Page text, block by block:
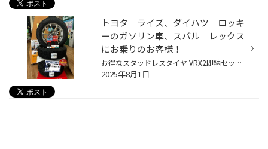
トヨタ ライズ、ダイハツ ロッキ
ーのガソリン車、スバル レックス
にお乗りのお客様！
お得なスタッドレスタイヤ VRX2即納セットが1台分だけございます！ まだまだ暑い日が続きますがスタッドレスタイヤの準備はお早めに！ その他サイズもぜひお問い合わせ下さい。 タイヤ館相模原大野台 作業予約はこちらをクリック #タイヤ館相模原大野台#相模原#大野台#タイヤ#オイル#アライメント#...
2025年8月1日